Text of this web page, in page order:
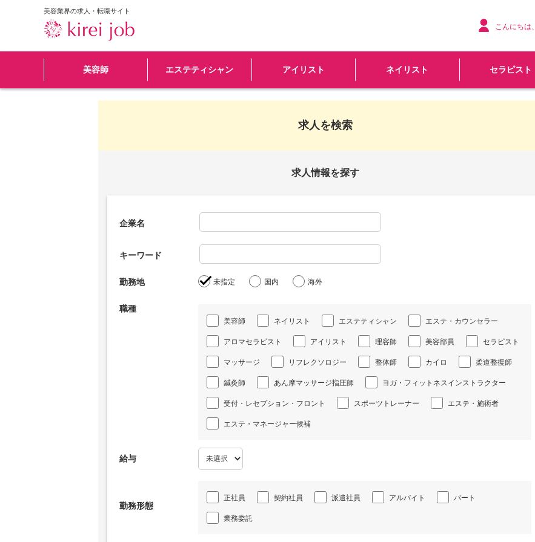
美容業界の求人・転職サイト
こんにちは、
美容師 エステティシャン アイリスト ネイリスト セラピスト
求人を検索
求人情報を探す
企業名
キーワード
勤務地 未指定 国内 海外
職種
美容師 ネイリスト エステティシャン エステ・カウンセラー
アロマセラピスト アイリスト 理容師 美容部員 セラピスト
マッサージ リフレクソロジー 整体師 カイロ 柔道整復師
鍼灸師 あん摩マッサージ指圧師 ヨガ・フィットネスインストラクター
受付・レセプション・フロント スポーツトレーナー エステ・施術者
エステ・マネージャー候補
給与
勤務形態
正社員 契約社員 派遣社員 アルバイト パート
業務委託